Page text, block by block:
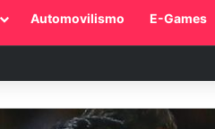
Automovilismo E-Games